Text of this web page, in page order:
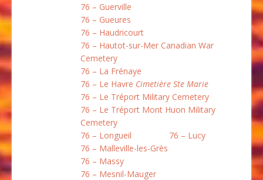
76 – Guerville
76 – Gueures
76 – Haudricourt
76 – Hautot-sur-Mer Canadian War
Cemetery
76 – La Frénaye
76 – Le Havre Cimetière Ste Marie
76 – Le Tréport Military Cemetery
76 – Le Tréport Mont Huon Military
Cemetery
76 – Longueil
76 – Lucy
76 – Malleville-les-Grès
76 – Massy
76 – Mesnil-Mauger